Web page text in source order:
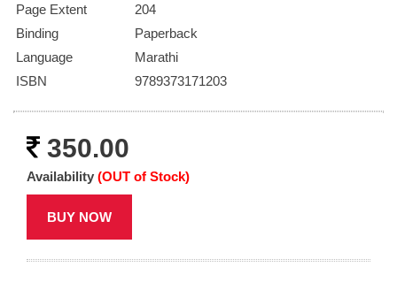
Page Extent
204
Binding
Paperback
Language
Marathi
ISBN
9789373171203
350.00
Availability (OUT of Stock)
BUY NOW